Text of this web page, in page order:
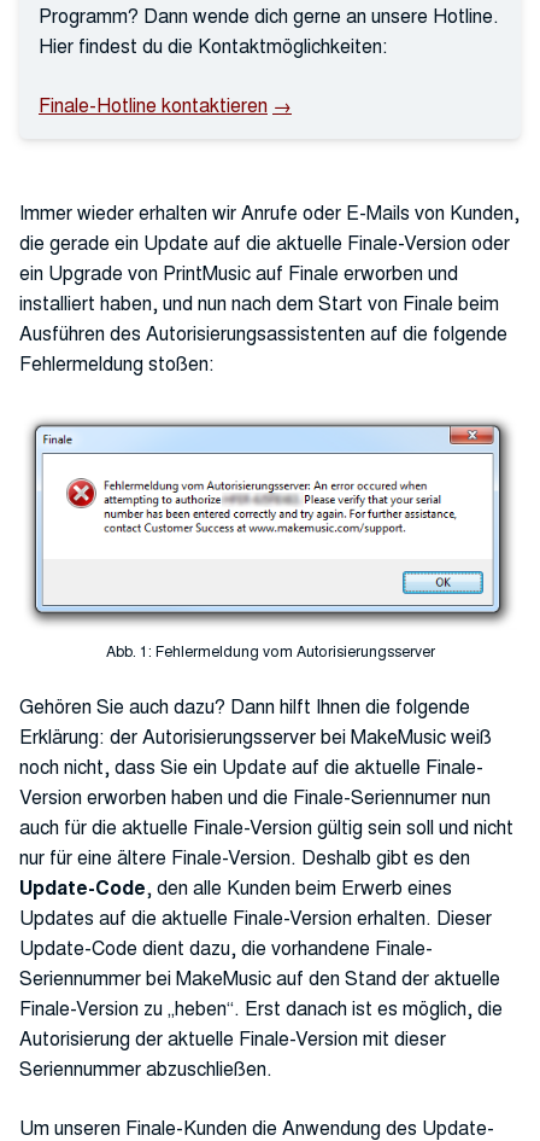
Programm? Dann wende dich gerne an unsere Hotline.
Hier findest du die Kontaktmöglichkeiten:
Finale-Hotline kontaktieren
Immer wieder erhalten wir Anrufe oder E-Mails von Kunden,
die gerade ein Update auf die aktuelle Finale-Version oder
ein Upgrade von PrintMusic auf Finale erworben und
installiert haben, und nun nach dem Start von Finale beim
Ausführen des Autorisierungsassistenten auf die folgende
Fehlermeldung stoßen:
Abb. 1: Fehlermeldung vom Autorisierungsserver
Gehören Sie auch dazu? Dann hilft Ihnen die folgende
Erklärung: der Autorisierungsserver bei MakeMusic weiß
noch nicht, dass Sie ein Update auf die aktuelle Finale-
Version erworben haben und die Finale-Seriennumer nun
auch für die aktuelle Finale-Version gültig sein soll und nicht
nur für eine ältere Finale-Version. Deshalb gibt es den
Update-Code, den alle Kunden beim Erwerb eines
Updates auf die aktuelle Finale-Version erhalten. Dieser
Update-Code dient dazu, die vorhandene Finale-
Seriennummer bei MakeMusic auf den Stand der aktuelle
Finale-Version zu „heben“. Erst danach ist es möglich, die
Autorisierung der aktuelle Finale-Version mit dieser
Seriennummer abzuschließen.
Um unseren Finale-Kunden die Anwendung des Update-